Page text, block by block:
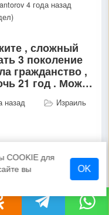
4 года назад
, сложный
3 поколение
гражданство ,
21 год . Можно
назад
Израиль
ли
репатриации
не...
4 года назад
COOKIE для
вы
OK